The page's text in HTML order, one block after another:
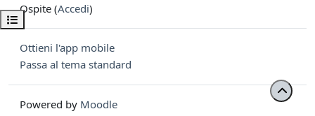
Apri indice del corso
Ospite (Accedi)
Ottieni l'app mobile
Passa al tema standard
Powered by Moodle